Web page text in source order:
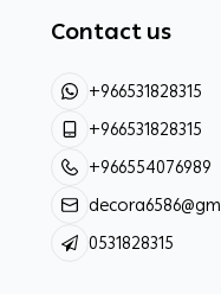
Contact us
+966531828315
+966531828315
+966554076989
0531828315